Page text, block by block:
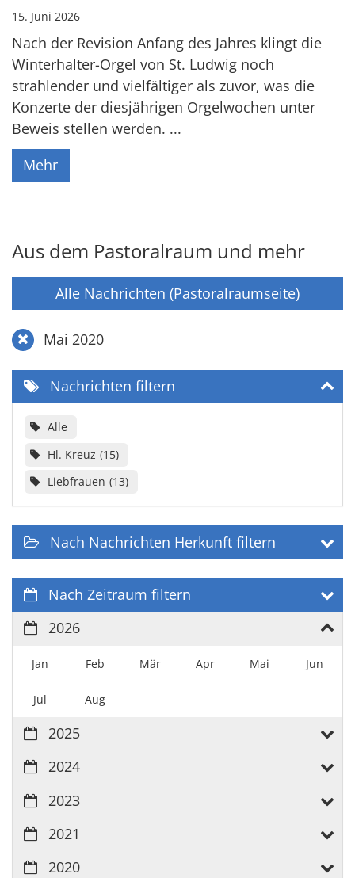
15. Juni 2026
Nach der Revision Anfang des Jahres klingt die
Winterhalter-Orgel von St. Ludwig noch
strahlender und vielfältiger als zuvor, was die
Konzerte der diesjährigen Orgelwochen unter
Beweis stellen werden. ...
Mehr
Aus dem Pastoralraum und mehr
Alle Nachrichten (Pastoralraumseite)
Mai 2020
Nachrichten filtern
Alle
Hl. Kreuz 15
Liebfrauen 13
Nach Nachrichten Herkunft filtern
Nach Zeitraum filtern
2026
Jan Feb Mär Apr Mai Jun
Jul Aug
2025
2024
2023
2021
2020